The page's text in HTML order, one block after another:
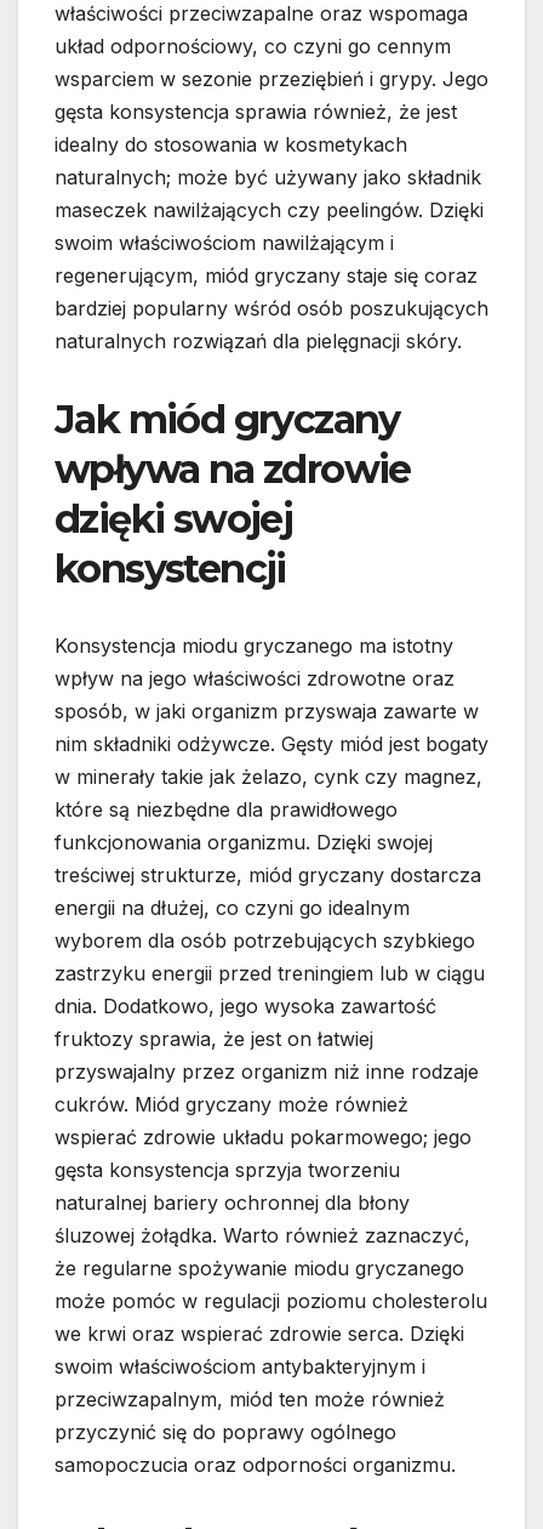
właściwości przeciwzapalne oraz wspomaga
układ odpornościowy, co czyni go cennym
wsparciem w sezonie przeziębień i grypy. Jego
gęsta konsystencja sprawia również, że jest
idealny do stosowania w kosmetykach
naturalnych; może być używany jako składnik
maseczek nawilżających czy peelingów. Dzięki
swoim właściwościom nawilżającym i
regenerującym, miód gryczany staje się coraz
bardziej popularny wśród osób poszukujących
naturalnych rozwiązań dla pielęgnacji skóry.
Jak miód gryczany
wpływa na zdrowie
dzięki swojej
konsystencji
Konsystencja miodu gryczanego ma istotny
wpływ na jego właściwości zdrowotne oraz
sposób, w jaki organizm przyswaja zawarte w
nim składniki odżywcze. Gęsty miód jest bogaty
w minerały takie jak żelazo, cynk czy magnez,
które są niezbędne dla prawidłowego
funkcjonowania organizmu. Dzięki swojej
treściwej strukturze, miód gryczany dostarcza
energii na dłużej, co czyni go idealnym
wyborem dla osób potrzebujących szybkiego
zastrzyku energii przed treningiem lub w ciągu
dnia. Dodatkowo, jego wysoka zawartość
fruktozy sprawia, że jest on łatwiej
przyswajalny przez organizm niż inne rodzaje
cukrów. Miód gryczany może również
wspierać zdrowie układu pokarmowego; jego
gęsta konsystencja sprzyja tworzeniu
naturalnej bariery ochronnej dla błony
śluzowej żołądka. Warto również zaznaczyć,
że regularne spożywanie miodu gryczanego
może pomóc w regulacji poziomu cholesterolu
we krwi oraz wspierać zdrowie serca. Dzięki
swoim właściwościom antybakteryjnym i
przeciwzapalnym, miód ten może również
przyczynić się do poprawy ogólnego
samopoczucia oraz odporności organizmu.